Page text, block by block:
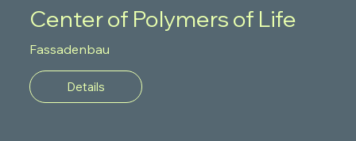
Center of Polymers of Life
Fassadenbau
Details